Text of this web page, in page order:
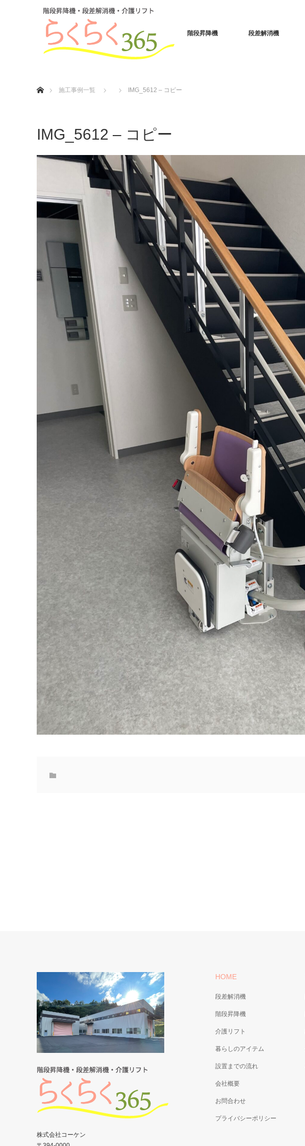
階段昇降機 段差解消機
施工事例一覧
IMG_5612 – コピー
IMG_5612 – コピー
HOME
段差解消機
階段昇降機
介護リフト
暮らしのアイテム
設置までの流れ
会社概要
お問合わせ
プライバシーポリシー
株式会社コーケン